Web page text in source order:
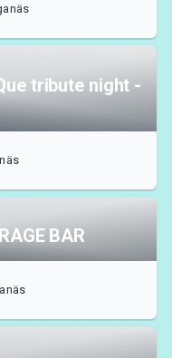
tribute night -
BAR